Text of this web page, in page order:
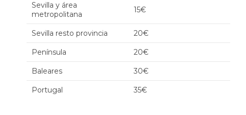
Sevilla y área
metropolitana
15€
Sevilla resto provincia 20€
Península 20€
Baleares 30€
Portugal 35€